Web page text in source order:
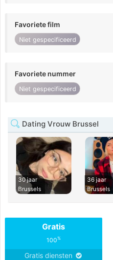
Favoriete film
Niet gespecificeerd
Favoriete nummer
Niet gespecificeerd
Dating Vrouw Brussel
30 jaar
Brussels
36 jaar
Brussels
Gratis
100%
Gratis diensten